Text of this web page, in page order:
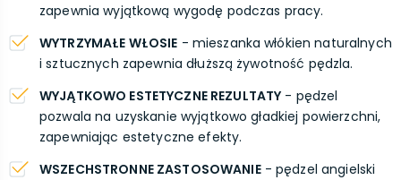
zapewnia wyjątkową wygodę podczas pracy.
WYTRZYMAŁE WŁOSIE - mieszanka włókien naturalnych
i sztucznych zapewnia dłuższą żywotność pędzla.
WYJĄTKOWO ESTETYCZNE REZULTATY - pędzel
pozwala na uzyskanie wyjątkowo gładkiej powierzchni,
zapewniając estetyczne efekty.
WSZECHSTRONNE ZASTOSOWANIE- pędzel angielski